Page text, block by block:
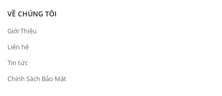
VỀ CHÚNG TÔI
Giới Thiệu
Liên hệ
Tin tức
Chính Sách Bảo Mật